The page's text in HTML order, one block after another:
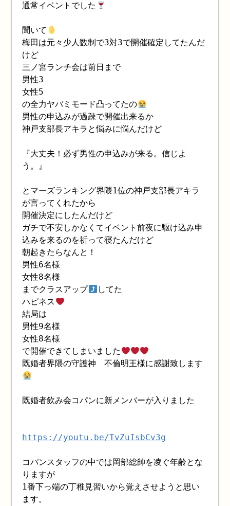
通常イベントでした
聞いて
梅田は元々少人数制で3対3で開催確定してたんだ
けど
三ノ宮ランチ会は前日まで
男性3
女性5
の全力ヤバミモード凸ってたの
男性の申込みが過疎で開催出来るか
神戸支部長アキラと悩みに悩んだけど
『大丈夫！必ず男性の申込みが来る。信じよ
う。』
とマーズランキング界隈1位の神戸支部長アキラ
が言ってくれたから
開催決定にしたんだけど
ガチで不安しかなくてイベント前夜に駆け込み申
込みを来るのを祈って寝たんだけど
朝起きたらなんと！
男性6名様
女性8名様
までクラスアップ
してた
ハピネス
結局は
男性9名様
女性8名様
で開催できてしまいました
既婚者界隈の守護神 不倫明王様に感謝致します
既婚者飲み会コパンに新メンバーが入りました
https://youtu.be/TvZuIsbCv3g
コパンスタッフの中では岡部総帥を凌ぐ年齢とな
りますが
1番下っ端の丁稚見習いから覚えさせようと思い
ます。